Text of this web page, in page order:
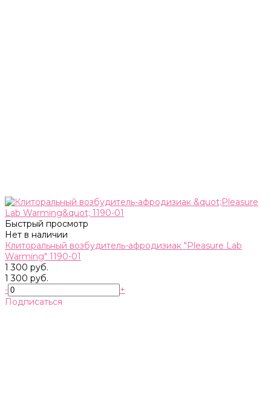
Быстрый просмотр
Нет в наличии
Клиторальный возбудитель-афродизиак "Pleasure Lab
Warming" 1190-01
1 300 руб.
1 300 руб.
-
+
Подписаться